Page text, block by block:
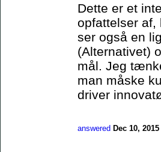
Dette er et
opfattelser af,
ser også en
(Alternativet)
mål. Jeg
man måske
driver
answered Dec 10, 2015